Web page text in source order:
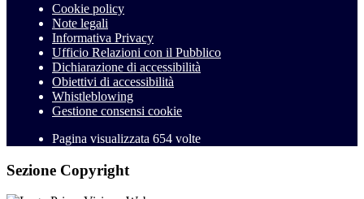
Cookie policy
Note legali
Informativa Privacy
Ufficio Relazioni con il Pubblico
Dichiarazione di accessibilità
Obiettivi di accessibilità
Whistleblowing
Gestione consensi cookie
Pagina visualizzata 654 volte
Sezione Copyright